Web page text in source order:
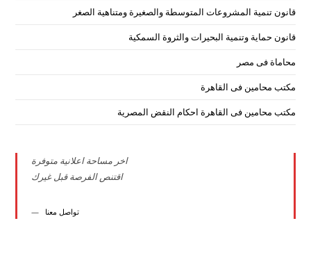
قانون تنمية المشروعات المتوسطة والصغيرة ومتناهية الصغر
قانون حماية وتنمية البحيرات والثروة السمكية
محاماة فى مصر
مكتب محامين فى القاهرة
مكتب محامين فى القاهرة احكام النقض المصرية
اخر مساحة اعلانية متوفرة
اقتنص الفرصة قبل غيرك
تواصل معنا